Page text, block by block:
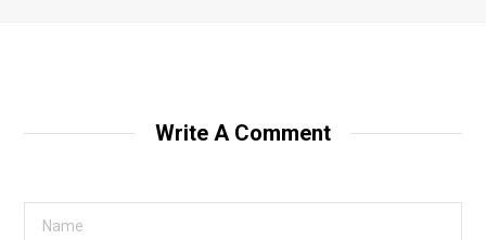
Write A Comment